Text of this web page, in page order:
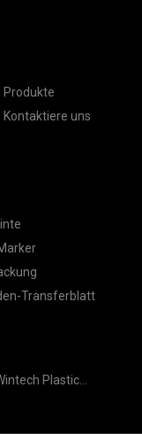
Produkte
Kontaktiere uns
Transferblatt
Plastic